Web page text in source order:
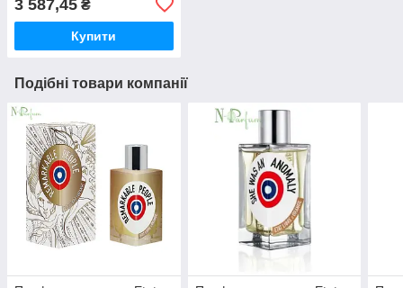
3 587,45 ₴
Купити
Подібні товари компанії